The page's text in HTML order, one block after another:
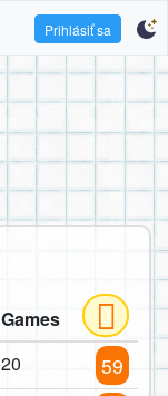
Prihlásiť sa
Games
20 59